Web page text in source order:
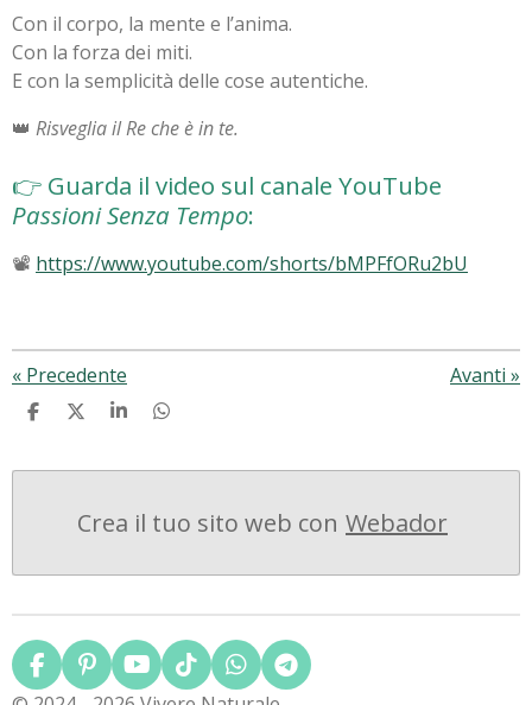
Con il corpo, la mente e l’anima.
Con la forza dei miti.
E con la semplicità delle cose autentiche.
👑 Risveglia il Re che è in te.
👉 Guarda il video sul canale YouTube
Passioni Senza Tempo:
📽️ https://www.youtube.com/shorts/bMPFfORu2bU
« Precedente Avanti »
C
d
i
C
d
v
i
C
d
i
i
C
d
i
i
Crea il tuo sito web con Webador
F
a
P
i
Y
o
T
i
W
h
T
e